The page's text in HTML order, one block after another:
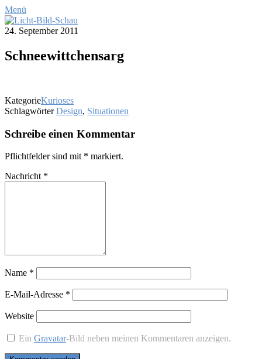
Menü
24. September 2011
Schnee­witt­chen­sarg
KategorieKurioses
Schlagwörter Design, Situationen
Schreibe einen Kommentar
Pflichtfelder sind mit * markiert.
Nachricht *
Name *
E-Mail-Adresse *
Website
EinGravatar-Bild neben meinen Kommentaren anzeigen.